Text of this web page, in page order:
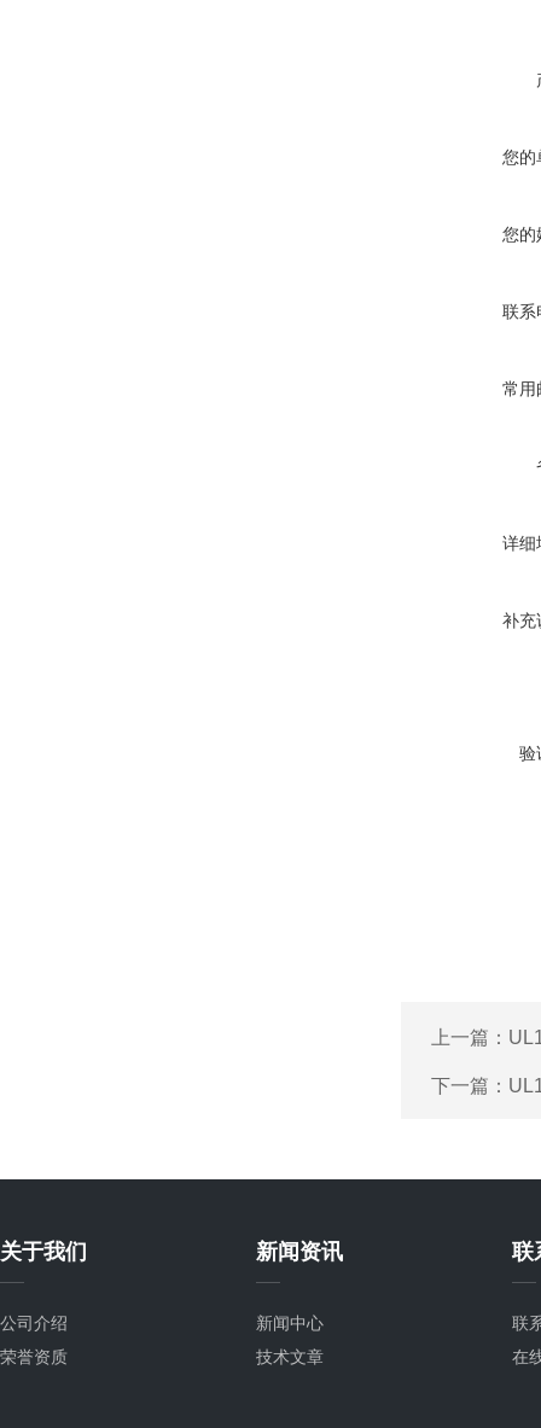
您的
您的
联系
常用
详细
补充
验
上一篇：
下一篇：
关于我们
公司介绍
荣誉资质
新闻资讯
新闻中心
技术文章
联
联
在